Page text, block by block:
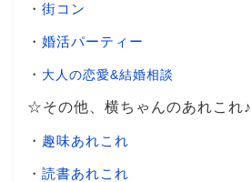
・ 街コン
・ 婚活パーティー
・ 大人の恋愛&結婚相談
☆その他、横ちゃんのあれこれ♪
・ 趣味あれこれ
・ 読書あれこれ